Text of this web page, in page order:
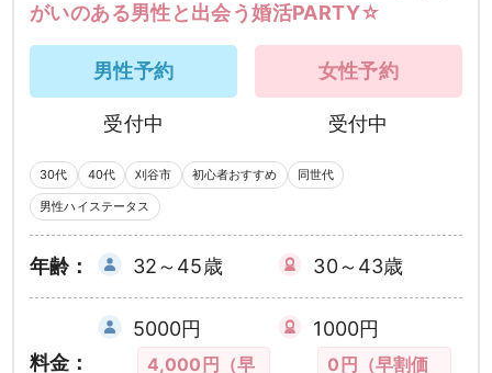
がいのある男性と出会う婚活PARTY☆
男性予約
受付中
女性予約
受付中
30代 40代 刈谷市 初心者おすすめ 同世代
男性ハイステータス
年齢： 32～45歳 30～43歳
料金：
5000円
4,000円（早
1000円
0円（早割価